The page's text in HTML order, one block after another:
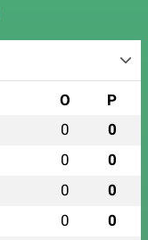
O P
0 0
0 0
0 0
0 0